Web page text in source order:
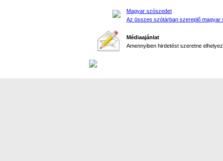
Magyar szószedet
Az összes szótárban szereplő magyar
Médiaajánlat
Amennyiben hirdetést szeretne